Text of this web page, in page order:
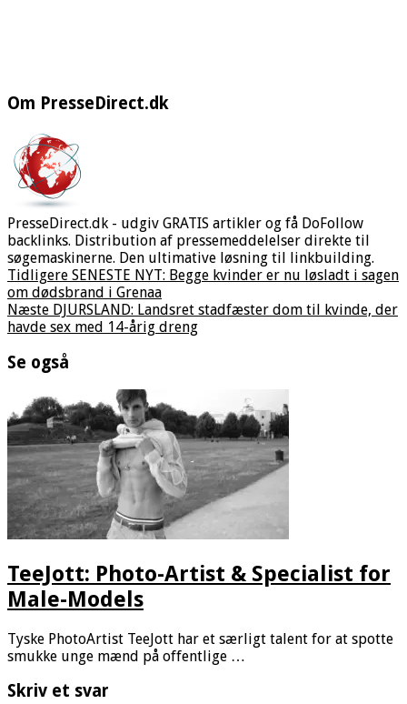
Om PresseDirect.dk
PresseDirect.dk - udgiv GRATIS artikler og få DoFollow
backlinks. Distribution af pressemeddelelser direkte til
søgemaskinerne. Den ultimative løsning til linkbuilding.
Tidligere SENESTE NYT: Begge kvinder er nu løsladt i sagen
om dødsbrand i Grenaa
Næste DJURSLAND: Landsret stadfæster dom til kvinde, der
havde sex med 14-årig dreng
Se også
TeeJott: Photo-Artist & Specialist for
Male-Models
Tyske PhotoArtist TeeJott har et særligt talent for at spotte
smukke unge mænd på offentlige …
Skriv et svar